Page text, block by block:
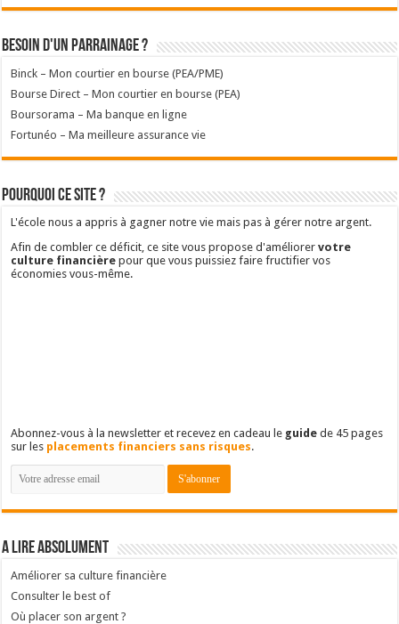
Besoin d'un parrainage ?
Binck – Mon courtier en bourse (PEA/PME)
Bourse Direct – Mon courtier en bourse (PEA)
Boursorama – Ma banque en ligne
Fortunéo – Ma meilleure assurance vie
Pourquoi ce site ?
L'école nous a appris à gagner notre vie mais pas à gérer notre argent.
Afin de combler ce déficit, ce site vous propose d'améliorervotre
culture financière pour que vous puissiez faire fructifier vos
économies vous-même.
Abonnez-vous à la newsletter et recevez en cadeau le guide de 45 pages
sur les placements financiers sans risques.
A lire absolument
Améliorer sa culture financière
Consulter le best of
Où placer son argent ?